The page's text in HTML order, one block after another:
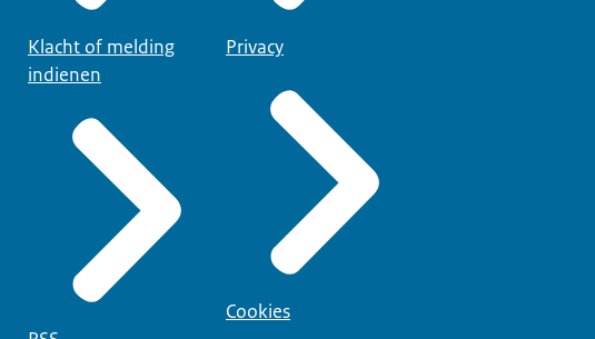
Klacht of melding
indienen
Privacy
Cookies